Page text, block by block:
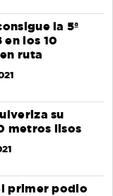
la 5ª
en los 10
ruta
su
metros lisos
primer podio